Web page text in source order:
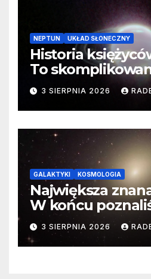
NEPTUN UKŁAD SŁONECZNY
Historia
To
3 SIERPNIA 2026
GALAKTYKI KOSMOLOGIA
Największa
W końcu
faktyczne
3 SIERPNIA 2026